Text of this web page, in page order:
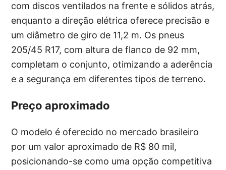
com discos ventilados na frente e sólidos atrás,
enquanto a direção elétrica oferece precisão e
um diâmetro de giro de 11,2 m. Os pneus
205/45 R17, com altura de flanco de 92 mm,
completam o conjunto, otimizando a aderência
e a segurança em diferentes tipos de terreno.
Preço aproximado
O modelo é oferecido no mercado brasileiro
por um valor aproximado de R$ 80 mil,
posicionando-se como uma opção competitiva